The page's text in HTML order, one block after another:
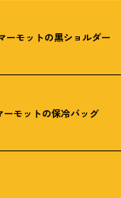
ーモットの黒ショルダー
ーモットの保冷バッグ